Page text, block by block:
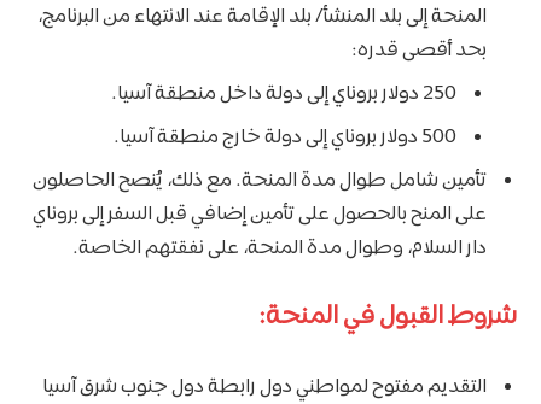
المنحة إلى بلد المنشأ/ بلد الإقامة عند الانتهاء من البرنامج،
بحد أقصى قدره:
250 دولار بروناي إلى دولة داخل منطقة آسيا.
500 دولار بروناي إلى دولة خارج منطقة آسيا.
تأمين شامل طوال مدة المنحة. مع ذلك، يُنصح الحاصلون
على المنح بالحصول على تأمين إضافي قبل السفر إلى بروناي
دار السلام، وطوال مدة المنحة، على نفقتهم الخاصة.
شروط القبول في المنحة:
التقديم مفتوح لمواطني دول رابطة دول جنوب شرق آسيا